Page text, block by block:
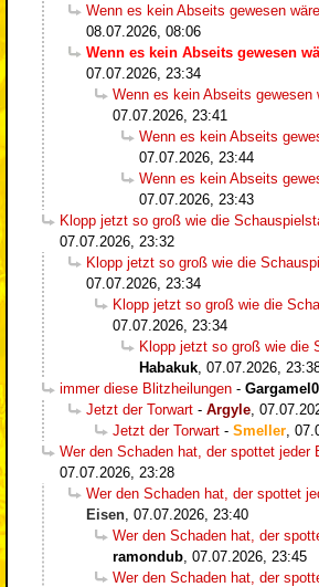
Wenn es kein Abseits gewesen wäre
08.07.2026, 08:06
Wenn es kein Abseits gewesen
07.07.2026, 23:34
Wenn es kein Abseits gewesen
07.07.2026, 23:41
Wenn es kein Abseits
07.07.2026, 23:44
Wenn es kein Abseits
07.07.2026, 23:43
Klopp jetzt so groß wie die
07.07.2026, 23:32
Klopp jetzt so groß wie die
07.07.2026, 23:34
Klopp jetzt so groß wie die
07.07.2026, 23:34
Klopp jetzt so groß wie die
Habakuk 07.07.2026,
immer diese Blitzheilungen -
Jetzt der Torwart - Argyle
Jetzt der Torwart - Smeller
Wer den Schaden hat, der spottet jeder
07.07.2026, 23:28
Wer den Schaden hat, der spottet
Eisen 07.07.2026, 23:40
Wer den Schaden hat, der
ramondub 07.07.2026, 23:45
Wer den Schaden hat, der